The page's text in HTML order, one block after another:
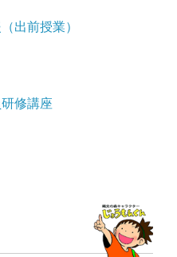
出前授業）
修講座